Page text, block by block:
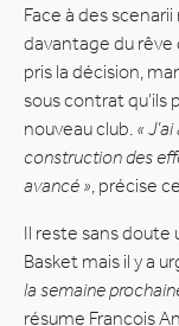
Face à des
davantage du rêve
pris la décision,
sous contrat qu’ils
nouveau club. «
construction des
avancé » , précise
Il reste sans doute
Basket mais il y a
la semaine
résume François